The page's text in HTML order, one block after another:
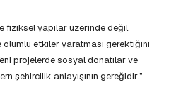
fiziksel yapılar üzerinde değil,
etkiler yaratması gerektiğini
projelerde sosyal donatılar ve
şehircilik anlayışının gereğidir.”